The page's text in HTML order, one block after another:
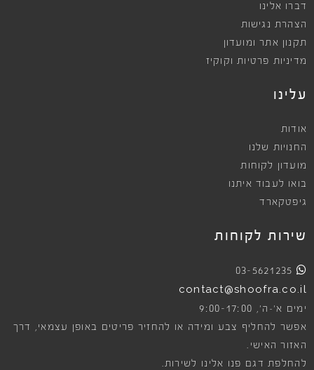
דברו אלינו
הצהרת נגישות
תקנון אתר ומועדון
מדיניות פרטיות וקוקיז
עלינו
אודות
החנויות שלנו
מועדון לקוחות
בואו לעבוד איתנו
גיפטקארד
שירות לקוחות
03-5621235
contact@shoofra.co.il
ימים א׳-ה׳, 9:00-17:00
אפשר להחליף צבע ומידה או להחזיר פריטים באופן עצמאי, דרך
האזור האישי.
להחלפת דגם פנו אלינו לשירות.